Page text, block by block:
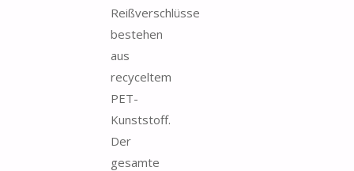
Reißverschlüsse
bestehen
aus
recyceltem
PET-
Kunststoff.
Der
gesamte